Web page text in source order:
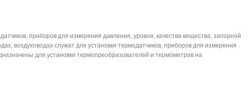
приборов для измерения давления, уровня, качества вещества, запорной
воздуховодах служат для установки термодатчиков, приборов для измерения
для установки термопреобразователей и термометров на